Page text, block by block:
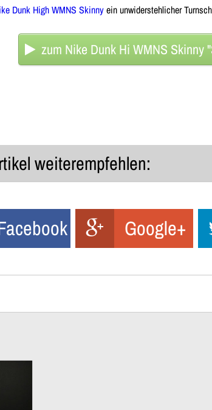
Dunk High WMNS Skinnyein unwiderstehlicher
zum Nike Dunk Hi WMNS Skinny
weiterempfehlen:
Google+